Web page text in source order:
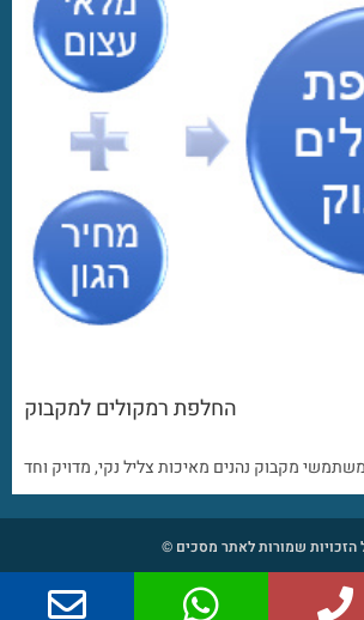
החלפת רמקולים למקבוק
הזכויות שמורות לאתר מסכים ©